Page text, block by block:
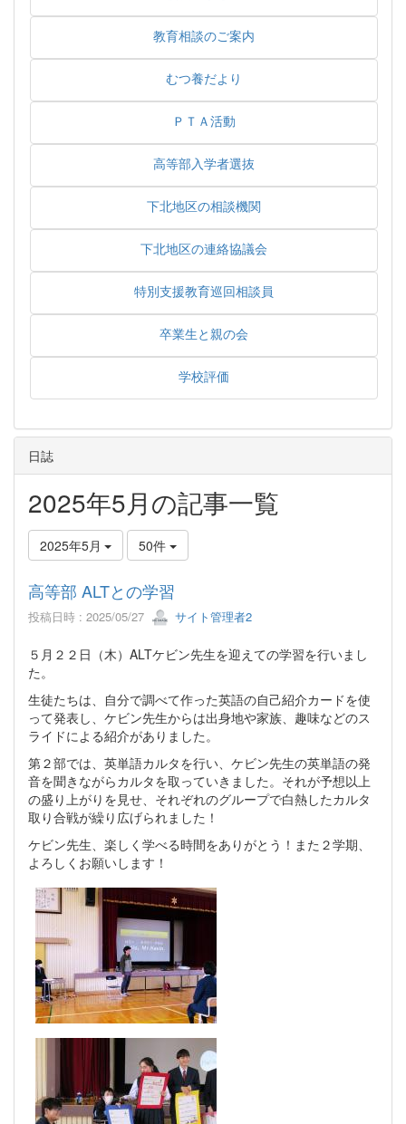
教育相談のご案内
むつ養だより
ＰＴＡ活動
高等部入学者選抜
下北地区の相談機関
下北地区の連絡協議会
特別支援教育巡回相談員
卒業生と親の会
学校評価
日誌
2025年5月の記事一覧
2025年5月 50件
高等部 ALTとの学習
投稿日時 : 2025/05/27 サイト管理者2
５月２２日（木）ALTケビン先生を迎えての学習を行いまし
た。
生徒たちは、自分で調べて作った英語の自己紹介カードを使
って発表し、ケビン先生からは出身地や家族、趣味などのス
ライドによる紹介がありました。
第２部では、英単語カルタを行い、ケビン先生の英単語の発
音を聞きながらカルタを取っていきました。それが予想以上
の盛り上がりを見せ、それぞれのグループで白熱したカルタ
取り合戦が繰り広げられました！
ケビン先生、楽しく学べる時間をありがとう！また２学期、
よろしくお願いします！